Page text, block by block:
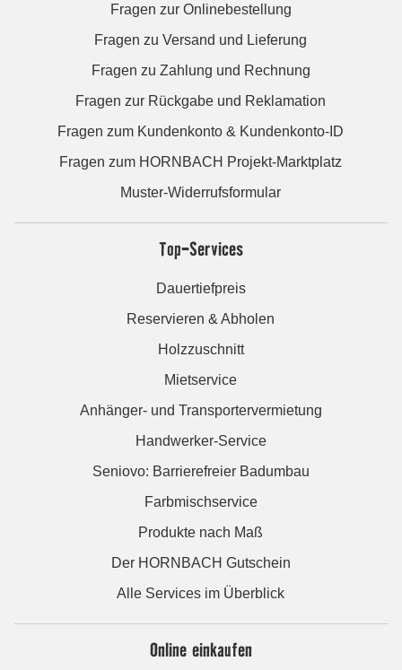
Fragen zur Onlinebestellung
Fragen zu Versand und Lieferung
Fragen zu Zahlung und Rechnung
Fragen zur Rückgabe und Reklamation
Fragen zum Kundenkonto & Kundenkonto-ID
Fragen zum HORNBACH Projekt-Marktplatz
Muster-Widerrufsformular
Top-Services
Dauertiefpreis
Reservieren & Abholen
Holzzuschnitt
Mietservice
Anhänger- und Transportervermietung
Handwerker-Service
Seniovo: Barrierefreier Badumbau
Farbmischservice
Produkte nach Maß
Der HORNBACH Gutschein
Alle Services im Überblick
Online einkaufen